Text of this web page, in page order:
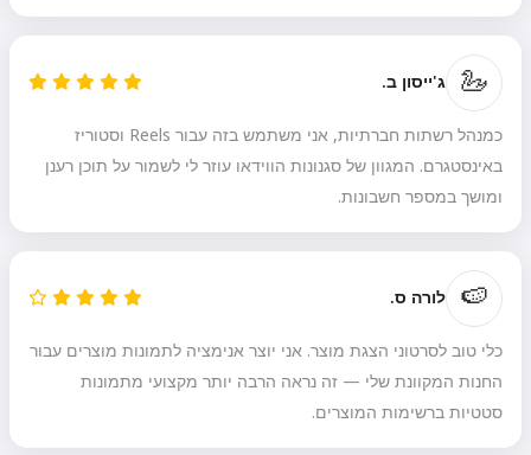
🦢 ג'ייסון ב.
כמנהל רשתות חברתיות, אני משתמש בזה עבור Reels וסטוריז
באינסטגרם. המגוון של סגנונות הווידאו עוזר לי לשמור על תוכן רענן
ומושך במספר חשבונות.
🍉 לורה ס.
כלי טוב לסרטוני הצגת מוצר. אני יוצר אנימציה לתמונות מוצרים עבור
החנות המקוונת שלי — זה נראה הרבה יותר מקצועי מתמונות
סטטיות ברשימות המוצרים.
מדיניות החזרים